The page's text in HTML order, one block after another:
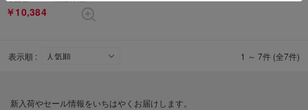
￥10,384
表示順 : 1 ～ 7件 (全7件)
新入荷やセール情報をいちはやくお届けします。